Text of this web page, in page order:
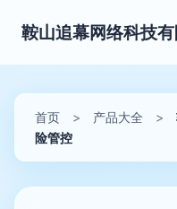
鞍山追幕网络科技
首页 > 产品大全 >
险管控